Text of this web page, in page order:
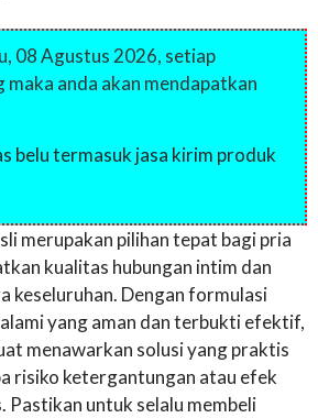
08 Agustus 2026, setiap
maka anda akan mendapatkan
belu termasuk jasa kirim produk
merupakan pilihan tepat bagi pria
kualitas hubungan intim dan
keseluruhan. Dengan formulasi
yang aman dan terbukti efektif,
menawarkan solusi yang praktis
risiko ketergantungan atau efek
Pastikan untuk selalu membeli